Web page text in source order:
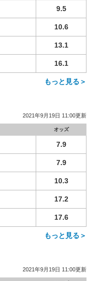
9.5
10.6
13.1
16.1
もっと見る＞
2021年9月19日 11:00更新
オッズ
7.9
7.9
10.3
17.2
17.6
もっと見る＞
2021年9月19日 11:00更新